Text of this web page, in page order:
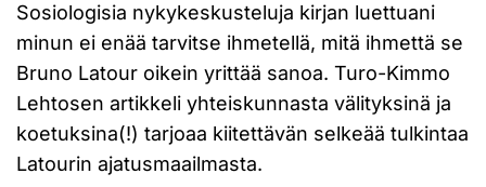
Sosiologisia nykykeskusteluja kirjan luettuani
minun ei enää tarvitse ihmetellä, mitä ihmettä se
Bruno Latour oikein yrittää sanoa. Turo-Kimmo
Lehtosen artikkeli yhteiskunnasta välityksinä ja
koetuksina(!) tarjoaa kiitettävän selkeää tulkintaa
Latourin ajatusmaailmasta.